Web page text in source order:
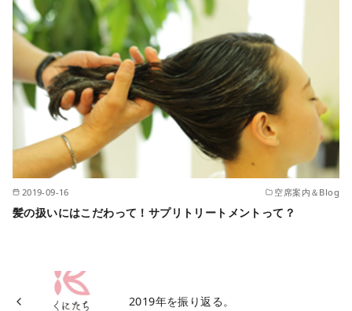
2019-09-16 空席案内＆Blog
髪の扱いにはこだわって！サプリトリートメントって？
2019年を振り返る。